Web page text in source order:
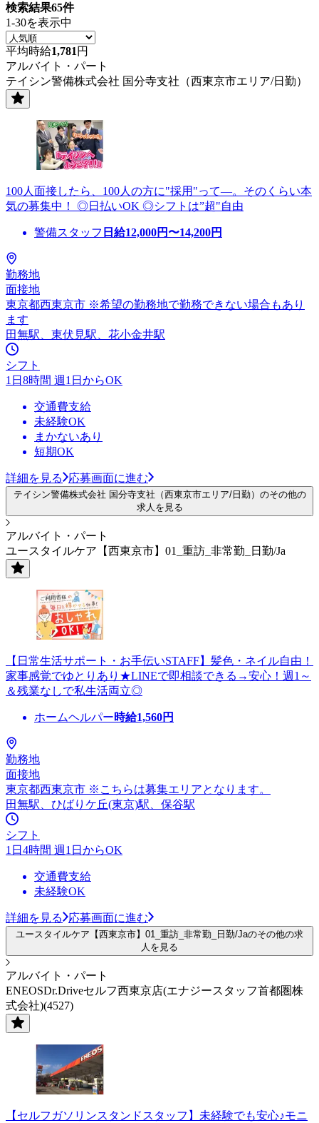
検索結果65件
1-30を表示中
平均時給1,781 円
アルバイト・パート
テイシン警備株式会社 国分寺支社（西東京市エリア/日勤）
100人面接したら、100人の方に"採用"って―。そのくらい本
気の募集中！ ◎日払いOK ◎シフトは”超"自由
警備スタッフ 日給12,000円〜14,200円
勤務地
面接地
東京都西東京市 ※希望の勤務地で勤務できない場合もあり
ます
田無駅、東伏見駅、花小金井駅
シフト
1日8時間 週1日からOK
交通費支給
未経験OK
まかないあり
短期OK
詳細を見る 応募画面に進む
テイシン警備株式会社 国分寺支社（西東京市エリア/日勤）のその他の
求人を見る
アルバイト・パート
ユースタイルケア【西東京市】01_重訪_非常勤_日勤/Ja
【日常生活サポート・お手伝いSTAFF】髪色・ネイル自由！
家事感覚でゆとりあり★LINEで即相談できる→安心！週1～
＆残業なしで私生活両立◎
ホームヘルパー時給1,560円
勤務地
面接地
東京都西東京市 ※こちらは募集エリアとなります。
田無駅、ひばりケ丘(東京)駅、保谷駅
シフト
1日4時間 週1日からOK
交通費支給
未経験OK
詳細を見る 応募画面に進む
ユースタイルケア【西東京市】01_重訪_非常勤_日勤/Jaのその他の求
人を見る
アルバイト・パート
ENEOSDr.Driveセルフ西東京店(エナジースタッフ首都圏株
式会社)(4527)
【セルフガソリンスタンドスタッフ】未経験でも安心♪モニ